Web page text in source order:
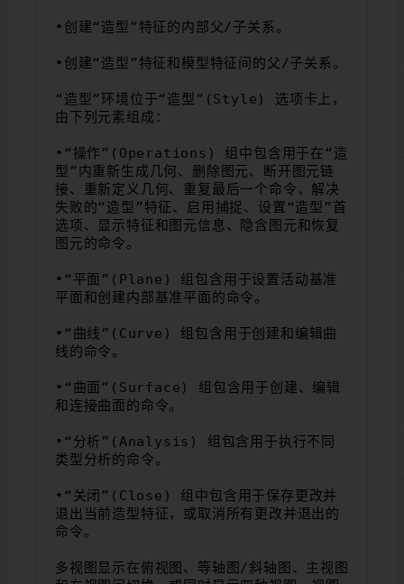
•创建“造型”特征的内部父/子关系。
•创建“造型”特征和模型特征间的父/子关系。
“造型”环境位于“造型”(Style) 选项卡上，
由下列元素组成：
•“操作”(Operations) 组中包含用于在“造
型”内重新生成几何、删除图元、断开图元链
接、重新定义几何、重复最后一个命令、解决
失败的“造型”特征、启用捕捉、设置“造型”首
选项、显示特征和图元信息、隐含图元和恢复
图元的命令。
•“平面”(Plane) 组包含用于设置活动基准
平面和创建内部基准平面的命令。
•“曲线”(Curve) 组包含用于创建和编辑曲
线的命令。
•“曲面”(Surface) 组包含用于创建、编辑
和连接曲面的命令。
•“分析”(Analysis) 组包含用于执行不同
类型分析的命令。
•“关闭”(Close) 组中包含用于保存更改并
退出当前造型特征，或取消所有更改并退出的
命令。
多视图显示在俯视图、等轴图/斜轴图、主视图